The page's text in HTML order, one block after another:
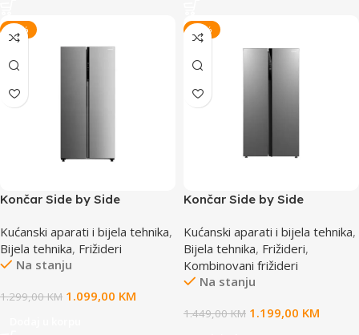
-15%
Končar Side by Side
TBET00
Kućanski aparati i bijela tehnika,
Bijela tehnika, Frižideri
Na stanju
1.299,00KM 1.099,00 KM
-17%
Končar Side by Side
Kućanski aparati i bijela tehnika,
Bijela tehnika, Frižideri,
Kombinovani frižideri
Na stanju
1.449,00KM 1.199,00 KM